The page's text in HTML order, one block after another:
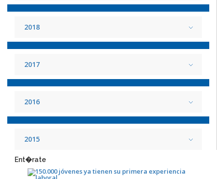
2018
2017
2016
2015
Ent�rate